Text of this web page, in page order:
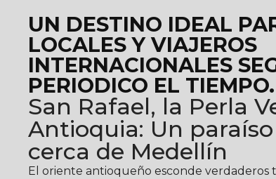
UN DESTINO IDEAL
LOCALES Y VIAJEROS
INTERNACIONALES
PERIODICO EL TIEMPO.
San Rafael, la Perla
Antioquia: Un
cerca de Medellín
El oriente antioqueño esconde verdaderos